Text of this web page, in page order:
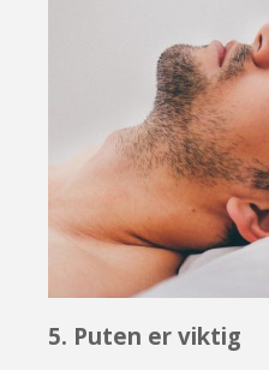
5. Puten er viktig